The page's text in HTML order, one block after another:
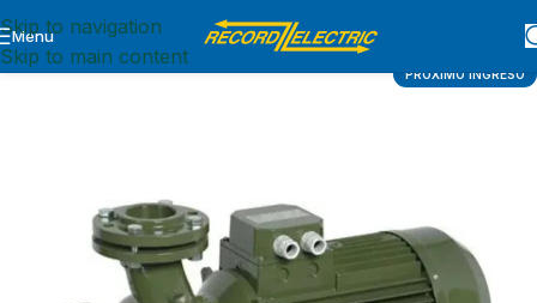
Skip to navigation
Skip to main content
Menu
Inicio BOMBAS MOTOBOMBAS CENTRIFUGAS
PRÓXIMO INGRESO